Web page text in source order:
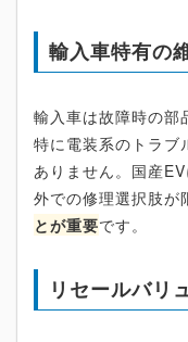
輸入車特有の
輸入車は故障時の部
特に電装系のトラブ
ありません。国産
外での修理選択肢が
とが重要です。
リセールバリ